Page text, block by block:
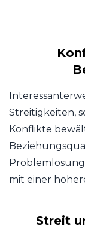
Streitigkeiten,
Konflikte
mit einer
Streit